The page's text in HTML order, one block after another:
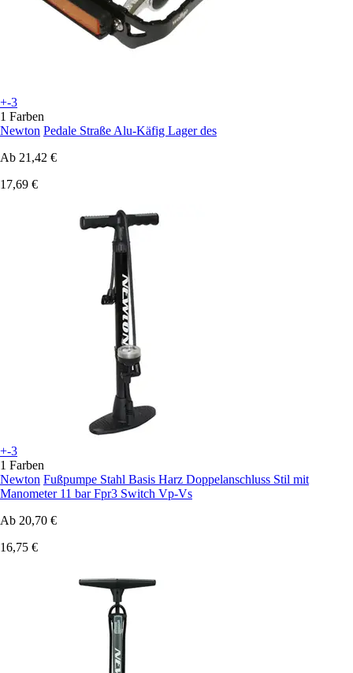
+-3
1 Farben
Newton Pedale Straße Alu-Käfig Lager des
Ab 21,42 €
17,69 €
+-3
1 Farben
Newton Fußpumpe Stahl Basis Harz Doppelanschluss Stil mit
Manometer 11 bar Fpr3 Switch Vp-Vs
Ab 20,70 €
16,75 €